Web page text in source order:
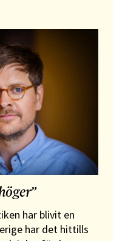
har blivit en
har det hittills